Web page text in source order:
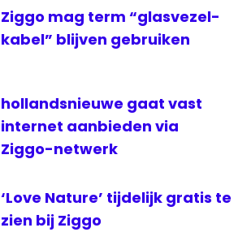
Ziggo mag term “glasvezel-
kabel” blijven gebruiken
hollandsnieuwe gaat vast
internet aanbieden via
Ziggo-netwerk
‘Love Nature’ tijdelijk gratis te
zien bij Ziggo